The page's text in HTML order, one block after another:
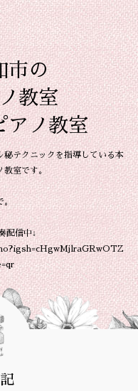
市の
教室
アノ教室
秘テクニックを指導している本
教室です。
。
配信中↓